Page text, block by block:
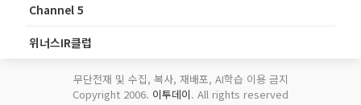
Channel 5
위너스IR클럽
무단전재 및 수집, 복사, 재배포, AI학습 이용 금지
Copyright 2006. 이투데이. All rights reserved